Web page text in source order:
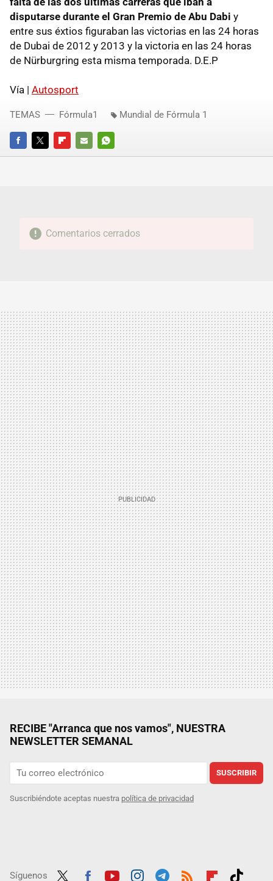
disputarse durante el Gran Premio de Abu Dabi y
entre sus éxtios figuraban las victorias en las 24 horas
de Dubai de 2012 y 2013 y la victoria en las 24 horas
de Nürburgring esta misma temporada. D.E.P
Vía | Autosport
FACEBOOKTWITTERFLIPBOARD
E-
WHATSAPP
TEMAS Fórmula1 Mundial de Fórmula 1
Comentarios cerrados
RECIBE "Arranca que nos vamos", NUESTRA
NEWSLETTER SEMANAL
SUSCRIBIR
Suscribiéndote aceptas nuestra política de privacidad
Síguenos